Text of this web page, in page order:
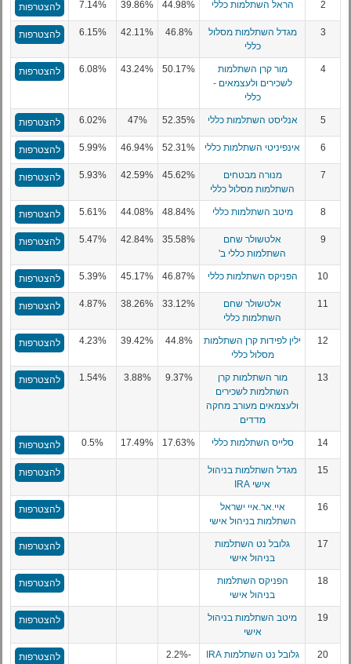
2 הראל השתלמות כללי 44.98%
39.86%
7.14% להצטרפות
3
מגדל השתלמות מסלול
כללי
46.8%
42.11%
6.15% להצטרפות
4
מור קרן השתלמות
לשכירים ולעצמאים -
כללי
50.17%
43.24%
6.08% להצטרפות
5 אנליסט השתלמות כללי 52.35%
47%
6.02% להצטרפות
6 אינפיניטי השתלמות כללי 52.31%
46.94%
5.99% להצטרפות
7
מנורה מבטחים
השתלמות מסלול כללי
45.62%
42.59%
5.93% להצטרפות
8 מיטב השתלמות כללי 48.84%
44.08%
5.61% להצטרפות
9
אלטשולר שחם
השתלמות כללי ב'
35.58%
42.84%
5.47% להצטרפות
10 הפניקס השתלמות כללי 46.87%
45.17%
5.39% להצטרפות
11
אלטשולר שחם
השתלמות כללי
33.12%
38.26%
4.87% להצטרפות
12
ילין לפידות קרן השתלמות
מסלול כללי
44.8%
39.42%
4.23% להצטרפות
13
מור השתלמות קרן
השתלמות לשכירים
ולעצמאים מעורב מחקה
מדדים
9.37%
3.88%
1.54% להצטרפות
14 סלייס השתלמות כללי 17.63%
17.49%
0.5% להצטרפות
15
מגדל השתלמות בניהול
אישי IRA
להצטרפות
16
איי.אר.איי ישראל
השתלמות בניהול אישי
להצטרפות
17
גלובל נט השתלמות
בניהול אישי
להצטרפות
18
הפניקס השתלמות
בניהול אישי
להצטרפות
19
מיטב השתלמות בניהול
אישי
להצטרפות
20 גלובל נט השתלמות IRA -2.2% להצטרפות